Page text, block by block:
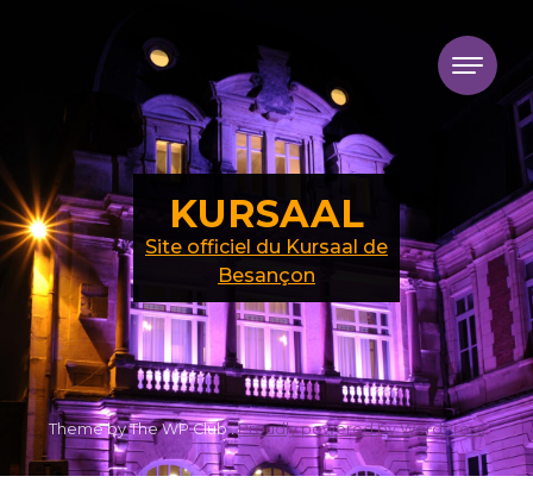
KURSAAL
Site officiel du Kursaal de
Besançon
Theme by The WP Club .Proudly powered by WordPress